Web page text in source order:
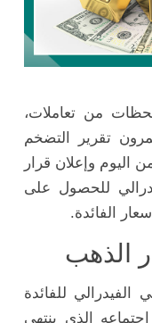
من تعاملات،
تقرير التضخم
اليوم وإعلان قرار
للحصول على
الفائدة.
الذهب
الفيدرالي للفائدة
خلال اجتماعه الذي ينتهي